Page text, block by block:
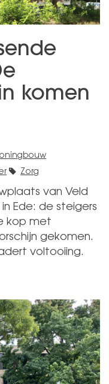
komen
Zorg
van Veld
Ede: de steigers
kop met
gekomen.
voltooiing.